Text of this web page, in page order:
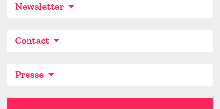
Newsletter
Contact
Presse